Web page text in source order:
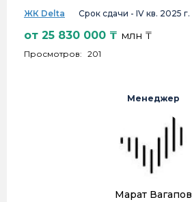
ЖК Delta Срок сдачи - IV кв. 2025 г.
от 25 830 000 ₸ млн ₸
Просмотров: 201
Менеджер
Марат Вагапов